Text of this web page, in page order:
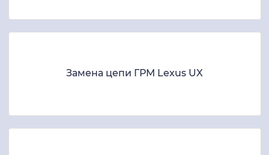
Замена цепи ГРМ Lexus UX